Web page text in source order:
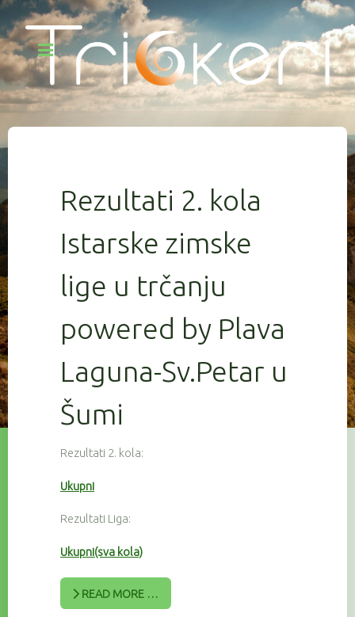
Rezultati 2. kola
Istarske zimske
lige u trčanju
powered by Plava
Laguna-Sv.Petar u
Šumi
Rezultati 2. kola:
Ukupni
Rezultati Liga:
Ukupni(sva kola)
READ MORE …